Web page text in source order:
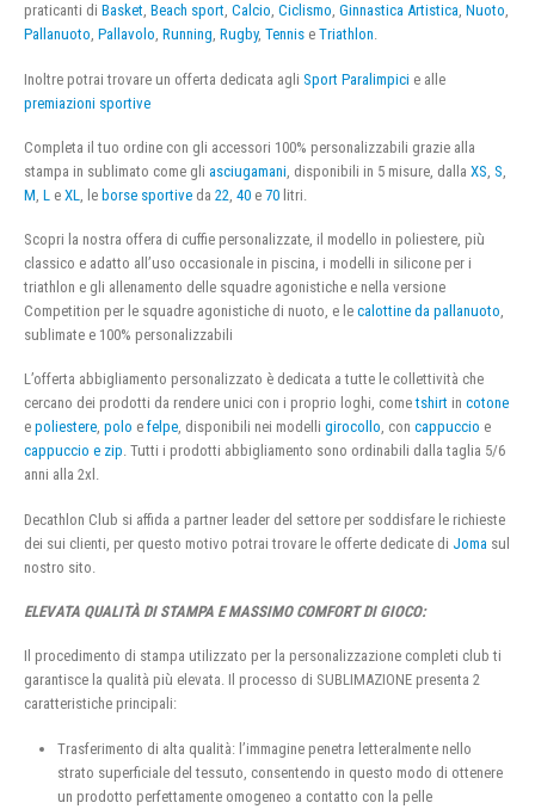
praticanti di Basket, Beach sport, Calcio, Ciclismo, Ginnastica Artistica, Nuoto,
Pallanuoto, Pallavolo, Running, Rugby, Tennis e Triathlon.
Inoltre potrai trovare un offerta dedicata agli Sport Paralimpici e alle
premiazioni sportive
Completa il tuo ordine con gli accessori 100% personalizzabili grazie alla
stampa in sublimato come gli asciugamani , disponibili in 5 misure, dalla XS S
M L e XL , le borse sportive da 22 40 e 70 litri.
Scopri la nostra offera di cuffie personalizzate, il modello in poliestere, più
classico e adatto all’uso occasionale in piscina, i modelli in silicone per i
triathlon e gli allenamento delle squadre agonistiche e nella versione
Competition per le squadre agonistiche di nuoto, e le calottine da pallanuoto,
sublimate e 100% personalizzabili
L’offerta abbigliamento personalizzato è dedicata a tutte le collettività che
cercano dei prodotti da rendere unici con i proprio loghi, cometshirt in cotone
e poliestere, polo e felpe, disponibili nei modelli girocollo, con cappuccio e
cappuccio e zip. Tutti i prodotti abbigliamento sono ordinabili dalla taglia 5/6
anni alla 2xl.
Decathlon Club si affida a partner leader del settore per soddisfare le richieste
dei sui clienti, per questo motivo potrai trovare le offerte dedicate di Joma sul
nostro sito.
ELEVATA QUALITÀ DI STAMPA E MASSIMO COMFORT DI GIOCO:
Il procedimento di stampa utilizzato per la personalizzazione completi club ti
garantisce la qualità più elevata. Il processo di SUBLIMAZIONE presenta 2
caratteristiche principali:
Trasferimento di alta qualità: l’immagine penetra letteralmente nello
strato superficiale del tessuto, consentendo in questo modo di ottenere
un prodotto perfettamente omogeneo a contatto con la pelle